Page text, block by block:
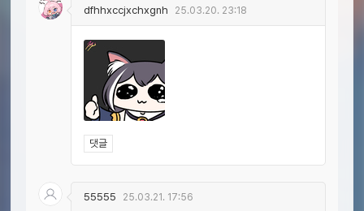
dfhhxccjxchxgnh 25.03.20. 23:18
댓글
55555 25.03.21. 17:56